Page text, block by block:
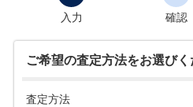
入力
確認
ご希望の査定方法をお選びく
査定方法